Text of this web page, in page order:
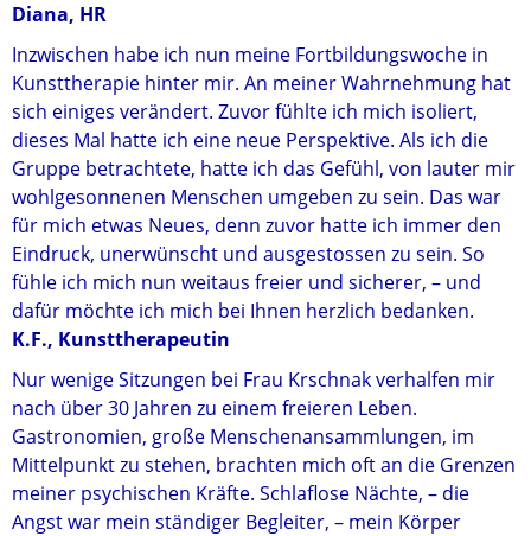
Diana, HR
Inzwischen habe ich nun meine Fortbildungswoche in
Kunsttherapie hinter mir. An meiner Wahrnehmung hat
sich einiges verändert. Zuvor fühlte ich mich isoliert,
dieses Mal hatte ich eine neue Perspektive. Als ich die
Gruppe betrachtete, hatte ich das Gefühl, von lauter mir
wohlgesonnenen Menschen umgeben zu sein. Das war
für mich etwas Neues, denn zuvor hatte ich immer den
Eindruck, unerwünscht und ausgestossen zu sein. So
fühle ich mich nun weitaus freier und sicherer, – und
dafür möchte ich mich bei Ihnen herzlich bedanken.
K.F., Kunsttherapeutin
Nur wenige Sitzungen bei Frau Krschnak verhalfen mir
nach über 30 Jahren zu einem freieren Leben.
Gastronomien, große Menschenansammlungen, im
Mittelpunkt zu stehen, brachten mich oft an die Grenzen
meiner psychischen Kräfte. Schlaflose Nächte, – die
Angst war mein ständiger Begleiter, – mein Körper